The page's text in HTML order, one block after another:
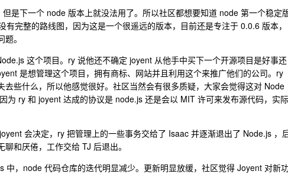
是下一个 node 版本上就没法用了。所以社区都想要知道 node 第一个稳定
完整的路线图，因为这是一个很遥远的版本，目前还是专注于 0.0.6 版本，
。
这个项目。ry 说他还不确定 joyent 从他手中买下一个开源项目是好事还
是想管理这个项目，拥有商标、网站并且利用这个来推广他们的公司。ry
去些什么，所以他感觉很好。社区当然会有很多质疑，大家会觉得这对 Node
为 ry 和 joyent 达成的协议是 node.js 还是会以 MIT 许可来发布源代码，实际
会决定，ry 把管理上的一些事务交给了 Isaac 并逐渐退出了 Node.js ，
和厌倦，工作交给 TJ 后退出。
中，node 代码仓库的迭代明显减少。更新明显放缓，社区觉得 Joyent 对新